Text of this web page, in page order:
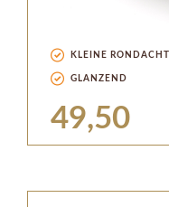
KLEINE
GLANZEND
49,50